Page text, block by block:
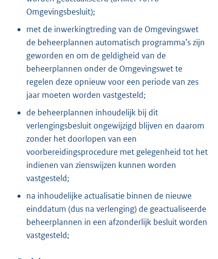
Omgevingsbesluit);
met de inwerkingtreding van de Omgevingswet
de beheerplannen automatisch programma’s zijn
geworden en om de geldigheid van de
beheerplannen onder de Omgevingswet te
regelen deze opnieuw voor een periode van zes
jaar moeten worden vastgesteld;
de beheerplannen inhoudelijk bij dit
verlengingsbesluit ongewijzigd blijven en daarom
zonder het doorlopen van een
voorbereidingsprocedure met gelegenheid tot het
indienen van zienswijzen kunnen worden
vastgesteld;
na inhoudelijke actualisatie binnen de nieuwe
einddatum (dus na verlenging) de geactualiseerde
beheerplannen in een afzonderlijk besluit worden
vastgesteld;